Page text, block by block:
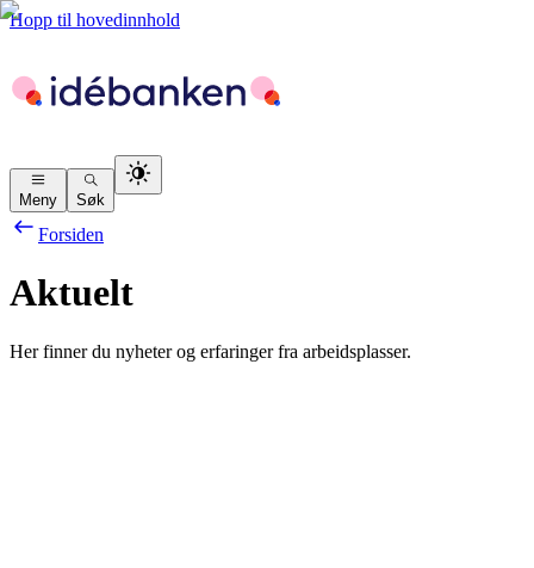
Hopp til hovedinnhold
Meny Søk
Forsiden
Aktuelt
Her finner du nyheter og erfaringer fra arbeidsplasser.